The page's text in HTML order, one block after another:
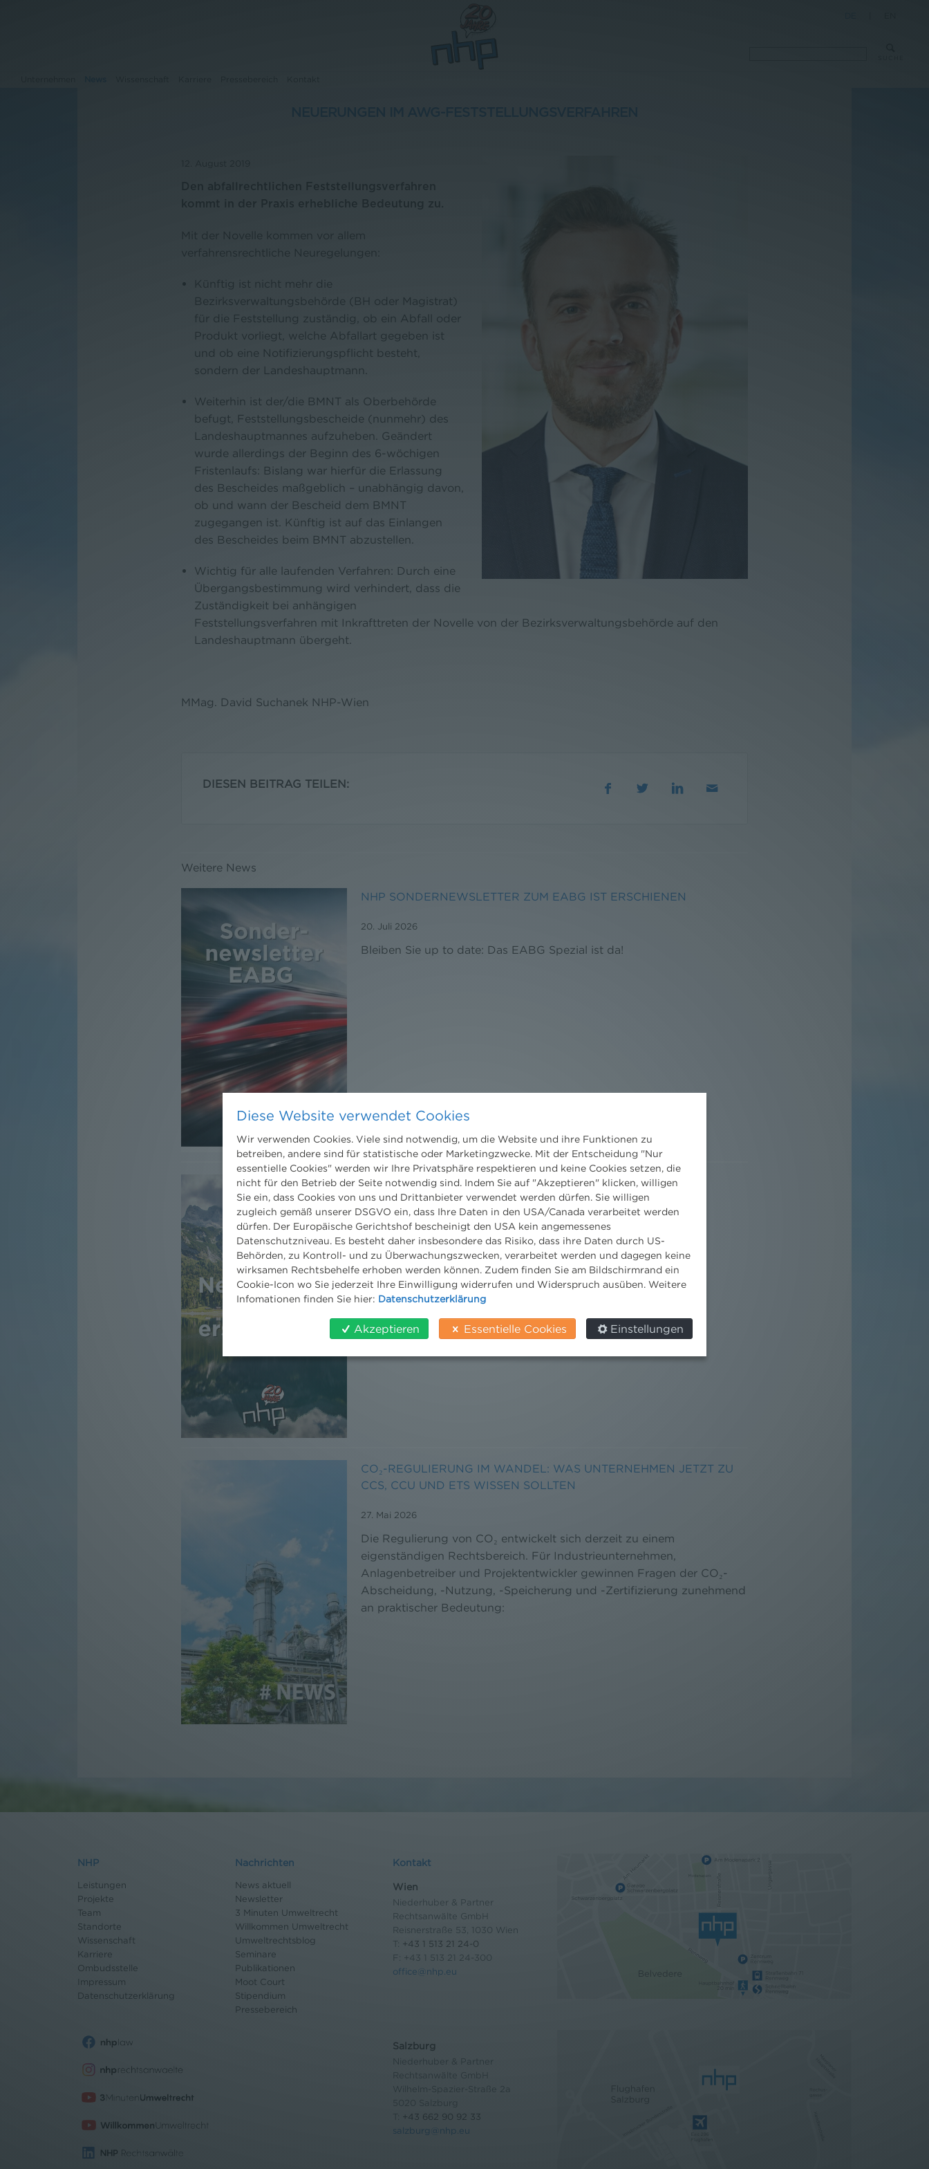
Mit der Novelle kommen vor allem
verfahrensrechtliche Neuregelungen:
Künftig ist nicht mehr die
Bezirksverwaltungsbehörde (BH oder Magistrat)
für die Feststellung zuständig, ob ein Abfall oder
Produkt vorliegt, welche Abfallart gegeben ist
und ob eine Notifizierungspflicht besteht,
sondern der Landeshauptmann.
Weiterhin ist der/die BMNT als Oberbehörde
befugt, Feststellungsbescheide (nun­mehr) des
Landeshauptmannes aufzuheben. Geändert
wurde allerdings der Beginn des 6-wöchigen
Fristenlaufs: Bislang war hierfür die Erlassung
des Bescheides maßgeblich – unabhängig davon,
ob und wann der Bescheid dem BMNT
zugegangen ist. Künftig ist auf das Einlangen
des Bescheides beim BMNT abzustellen.
Wichtig für alle laufenden Verfahren: Durch eine
Übergangsbestimmung wird verhindert, dass die
Zuständigkeit bei anhängigen
Feststellungsverfahren mit Inkrafttreten der Novelle von der Bezirksverwaltungsbehörde auf den
Landeshauptmann übergeht.
MMag. David Suchanek NHP-Wien
DIESEN BEITRAG TEILEN:
Weitere News
NHP SONDERNEWSLETTER ZUM EABG IST ERSCHIENEN
20. Juli 2026
Bleiben Sie up to date: Das EABG Spezial ist da!
DER NEWS ALERT JUNI 2026 IST DA!
18. Juni 2026
Jetzt die neuesten Rechts-Updates holen.
CO₂-REGULIERUNG IM WANDEL: WAS UNTERNEHMEN JETZT ZU
CCS, CCU UND ETS WISSEN SOLLTEN
27. Mai 2026
Die Regulierung von CO₂ entwickelt sich derzeit zu einem
eigenständigen Rechtsbereich. Für Industrieunternehmen,
Anlagenbetreiber und Projektentwickler gewinnen Fragen der CO₂-
Abscheidung, -Nutzung, -Speicherung und -Zertifizierung zunehmend
an praktischer Bedeutung:
NHP
Leistungen
Projekte
Team
Standorte
Wissenschaft
Karriere
Ombudsstelle
Impressum
Datenschutzerklärung
Nachrichten
News aktuell
Newsletter
3 Minuten Umweltrecht
Willkommen Umweltrecht
Umweltrechtsblog
Seminare
Publikationen
Moot Court
Stipendium
Pressebereich
Kontakt
Wien
Niederhuber & Partner
Rechtsanwälte GmbH
Reisnerstraße 53, 1030 Wien
T: +43 1 513 21 24-0
F: +43 1 513 21 24-300
office@nhp.eu
Salzburg
Niederhuber & Partner
Rechtsanwälte GmbH
Wilhelm-Spazier-Straße 2a
5020 Salzburg
+43 662 90 92 33
salzburg@nhp.eu
Diese Website verwendet Cookies
Wir verwenden Cookies. Viele sind notwendig, um die Website und ihre Funktionen zu
betreiben, andere sind für statistische oder Marketingzwecke. Mit der Entscheidung "Nur
essentielle Cookies" werden wir Ihre Privatsphäre respektieren und keine Cookies setzen, die
nicht für den Betrieb der Seite notwendig sind. Indem Sie auf "Akzeptieren" klicken, willigen
Sie ein, dass Cookies von uns und Drittanbieter verwendet werden dürfen. Sie willigen
zugleich gemäß unserer DSGVO ein, dass Ihre Daten in den USA/Canada verarbeitet werden
dürfen. Der Europäische Gerichtshof bescheinigt den USA kein angemessenes
Datenschutzniveau. Es besteht daher insbesondere das Risiko, dass ihre Daten durch US-
Behörden, zu Kontroll- und zu Überwachungszwecken, verarbeitet werden und dagegen keine
wirksamen Rechtsbehelfe erhoben werden können. Zudem finden Sie am Bildschirmrand ein
Cookie-Icon wo Sie jederzeit Ihre Einwilligung widerrufen und Widerspruch ausüben. Weitere
Infomationen finden Sie hier: Datenschutzerklärung
Akzeptieren Essentielle Cookies Einstellungen